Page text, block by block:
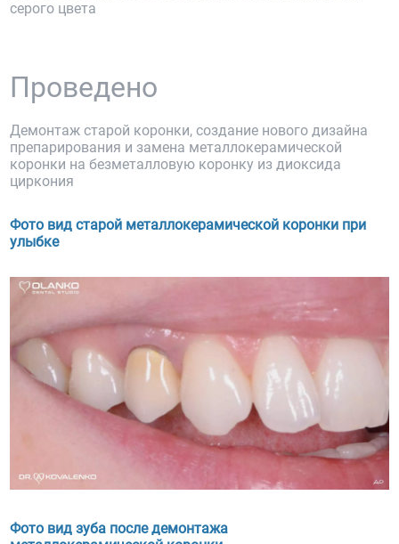
серого цвета
Проведено
Демонтаж старой коронки, создание нового дизайна
препарирования и замена металлокерамической
коронки на безметалловую коронку из диоксида
циркония
Фото вид старой металлокерамической коронки при
улыбке
Фото вид зуба после демонтажа